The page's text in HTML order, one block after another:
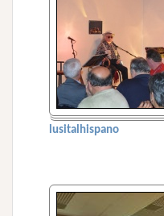
lusitalhispano